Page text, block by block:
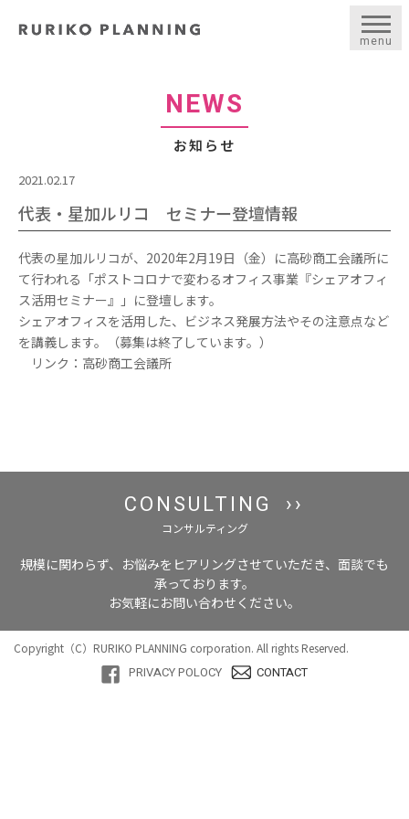
menu
NEWS
お知らせ
2021.02.17
代表・星加ルリコ セミナー登壇情報
代表の星加ルリコが、2020年2月19日（金）に高砂商工会議所に
て行われる「ポストコロナで変わるオフィス事業『シェアオフィ
ス活用セミナー』」に登壇します。
シェアオフィスを活用した、ビジネス発展方法やその注意点など
を講義します。（募集は終了しています。）
リンク：高砂商工会議所
CONSULTING
コンサルティング
規模に関わらず、お悩みをヒアリングさせていただき、面談でも
承っております。
お気軽にお問い合わせください。
Copyright（C）RURIKO PLANNING corporation. All rights Reserved.
PRIVACY POLOCY CONTACT